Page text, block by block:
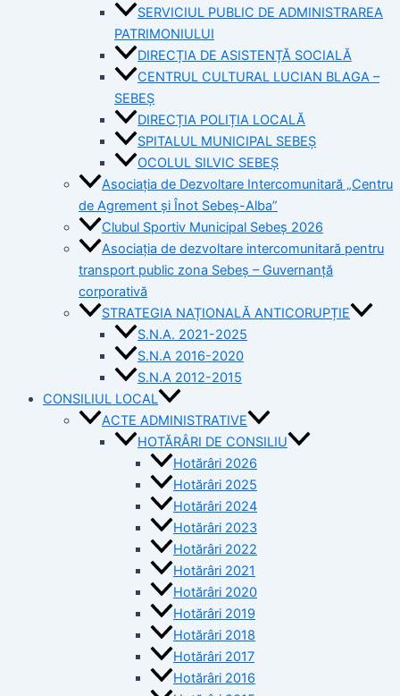
SERVICIUL PUBLIC DE ADMINISTRAREA
PATRIMONIULUI
DIRECȚIA DE ASISTENȚĂ SOCIALĂ
CENTRUL CULTURAL LUCIAN BLAGA –
SEBEȘ
DIRECȚIA POLIȚIA LOCALĂ
SPITALUL MUNICIPAL SEBEȘ
OCOLUL SILVIC SEBEȘ
Asociația de Dezvoltare Intercomunitară „Centru
de Agrement și Înot Sebeș-Alba”
Clubul Sportiv Municipal Sebeș 2026
Asociația de dezvoltare intercomunitară pentru
transport public zona Sebeș – Guvernanță
corporativă
STRATEGIA NAȚIONALĂ ANTICORUPȚIE
S.N.A. 2021-2025
S.N.A 2016-2020
S.N.A 2012-2015
CONSILIUL LOCAL
ACTE ADMINISTRATIVE
HOTĂRÂRI DE CONSILIU
Hotărâri 2026
Hotărâri 2025
Hotărâri 2024
Hotărâri 2023
Hotărâri 2022
Hotărâri 2021
Hotărâri 2020
Hotărâri 2019
Hotărâri 2018
Hotărâri 2017
Hotărâri 2016